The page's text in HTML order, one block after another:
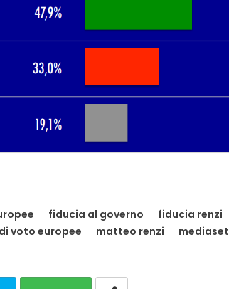
fiducia al governo fiducia renzi
voto europee matteo renzi mediaset